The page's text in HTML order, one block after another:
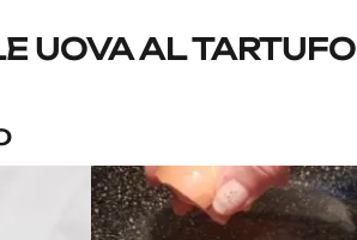
UOVA AL TARTUFO